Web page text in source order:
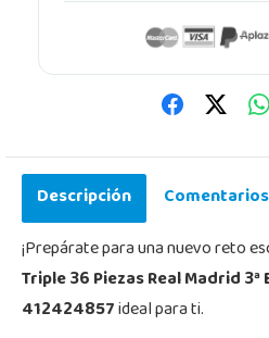
Descripción Comentarios
¡Prepárate para una nuevo reto
Triple 36 Piezas Real Madrid
412424857ideal para ti.